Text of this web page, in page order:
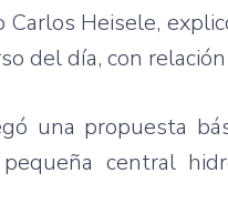
Heisele,
del día, con
una propuesta
central